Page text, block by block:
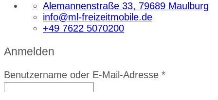
Alemannenstraße 33, 79689 Maulburg
info@ml-freizeitmobile.de
+49 7622 5070200
Anmelden
Benutzername oder E-Mail-Adresse *Erforderlich